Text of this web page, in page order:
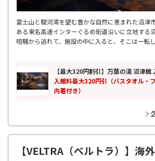
富士山と駿河湾を望む豊かな自然に恵まれた沼津
ある東名高速インターぐるめ街道沿いに立地する
喧騒から逃れて、施設の中に入ると、そこは一転
【最大320円割引】万葉の湯 沼津館
入館料最大320円引（バスタオル・
内着付き）
【VELTRA（ベルトラ）】海